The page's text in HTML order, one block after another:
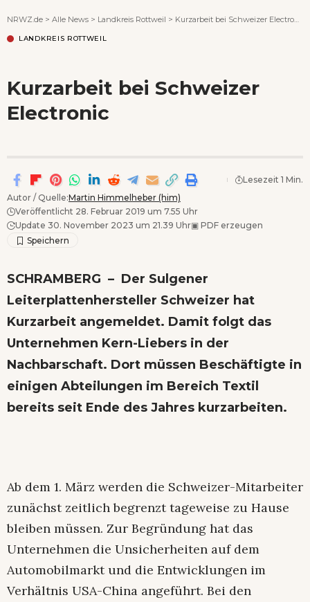
NRWZ.de > Alle News > Landkreis Rottweil > Kurzarbeit bei Schweizer Electronic
LANDKREIS ROTTWEIL
Kurzarbeit bei Schweizer
Electronic
Autor / Quelle:Martin Himmelheber (him)
Veröffentlicht 28. Februar 2019 um 7.55 Uhr
Update 30. November 2023 um 21.39 Uhr▣ PDF erzeugen
Lesezeit 1 Min.
SCHRAMBERG – Der Sulgener
Leiterplattenhersteller Schweizer hat
Kurzarbeit angemeldet. Damit folgt das
Unternehmen Kern-Liebers in der
Nachbarschaft. Dort müssen Beschäftigte in
einigen Abteilungen im Bereich Textil
bereits seit Ende des Jahres kurzarbeiten.
Ab dem 1. März werden die Schweizer-Mitarbeiter
zunächst zeitlich begrenzt tageweise zu Hause
bleiben müssen. Zur Begründung hat das
Unternehmen die Unsicherheiten auf dem
Automobilmarkt und die Entwicklungen im
Verhältnis USA-China angeführt. Bei den